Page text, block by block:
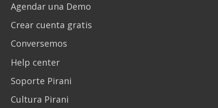
Agendar una Demo
Crear cuenta gratis
Conversemos
Help center
Soporte Pirani
Cultura Pirani